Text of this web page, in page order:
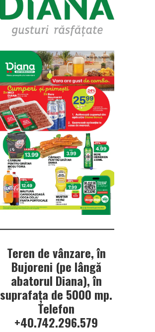
Teren de vânzare, în
Bujoreni (pe lângă
abatorul Diana), în
suprafața de 5000 mp.
Telefon
+40.742.296.579